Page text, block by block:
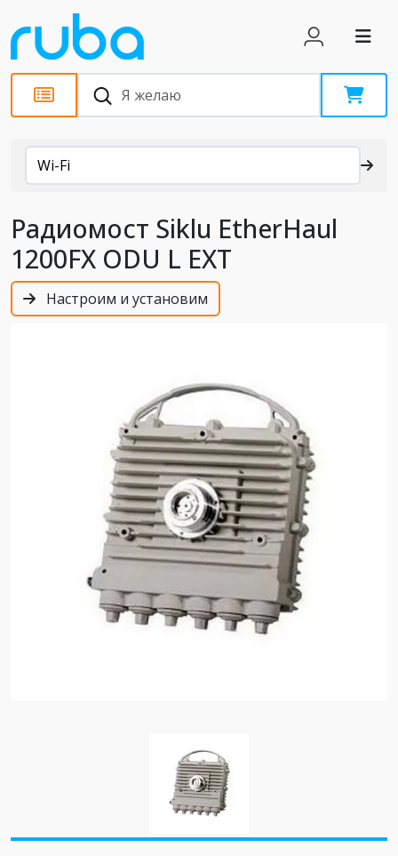
Каталог
Wi-Fi
Радиомост Siklu EtherHaul
1200FX ODU L EXT
Настроим и установим